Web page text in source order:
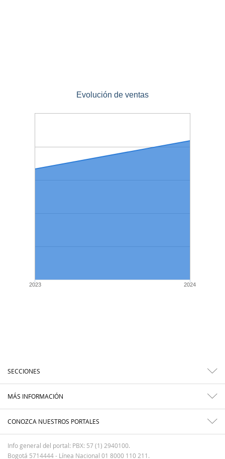
Evolución de ventas
2023 2024
SECCIONES
MÁS INFORMACIÓN
CONOZCA NUESTROS PORTALES
Info general del portal: PBX: 57 (1) 2940100.
Bogotá 5714444 - Línea Nacional 01 8000 110 211.